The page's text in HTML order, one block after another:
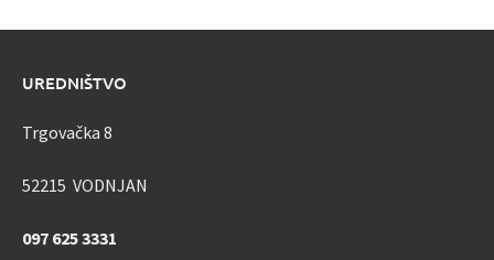
UREDNIŠTVO
Trgovačka 8
52215 VODNJAN
097 625 3331